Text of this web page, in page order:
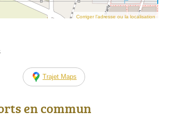
Corriger l’adresse ou la localisation
Trajet Maps
en commun